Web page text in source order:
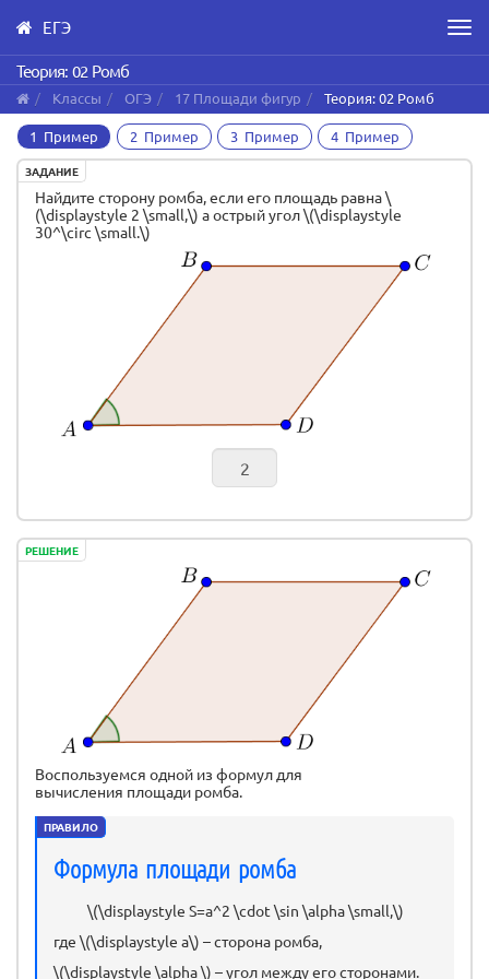
Skip
to
main
content
ЕГЭ
Теория: 02 Ромб
Классы ОГЭ 17 Площади фигур Теория: 02 Ромб
1 Пример 2 Пример 3 Пример 4 Пример
ЗАДАНИЕ
Найдите сторону ромба, если его площадь равна \
(\displaystyle 2 \small,\) а острый угол \(\displaystyle
30^\circ \small.\)
РЕШЕНИЕ
Воспользуемся одной из формул для
вычисления площади ромба.
ПРАВИЛО
Формула площади ромба
\(\displaystyle S=a^2 \cdot \sin \alpha \small,\)
где \(\displaystyle a\) – сторона ромба,
\(\displaystyle \alpha \) – угол между его сторонами.